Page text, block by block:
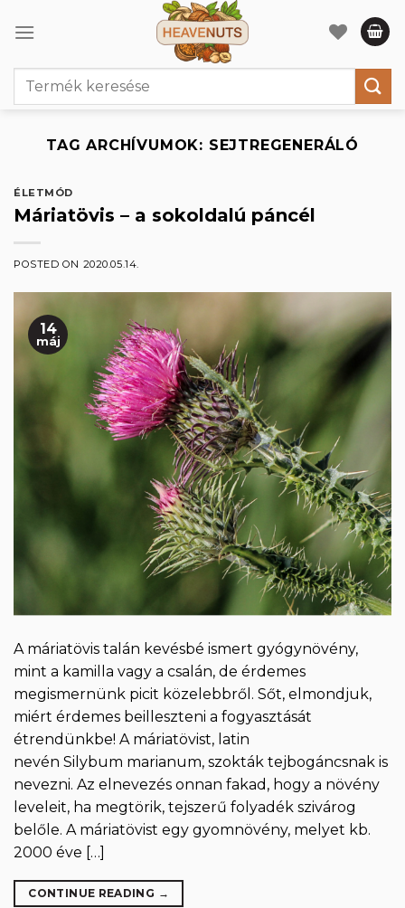
Keresés
TAG ARCHÍVUMOK: SEJTREGENERÁLÓ
ÉLETMÓD
Máriatövis – a sokoldalú páncél
POSTED ON 2020.05.14.
14
máj
A máriatövis talán kevésbé ismert gyógynövény,
mint a kamilla vagy a csalán, de érdemes
megismernünk picit közelebbről. Sőt, elmondjuk,
miért érdemes beilleszteni a fogyasztását
étrendünkbe! A máriatövist, latin
nevén Silybum marianum, szokták tejbogáncsnak is
nevezni. Az elnevezés onnan fakad, hogy a növény
leveleit, ha megtörik, tejszerű folyadék szivárog
belőle. A máriatövist egy gyomnövény, melyet kb.
2000 éve […]
CONTINUE READING →